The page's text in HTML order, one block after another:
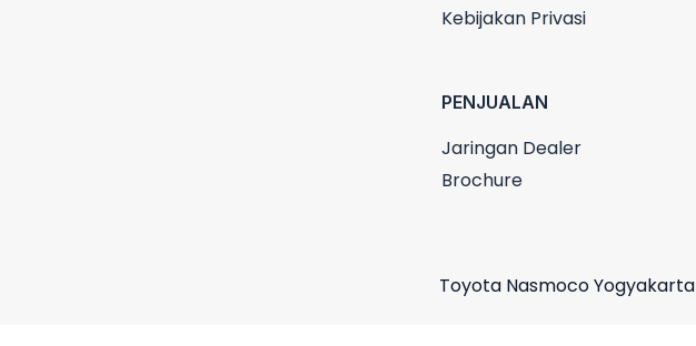
Kebijakan Privasi
PENJUALAN
Jaringan Dealer
Brochure
Toyota Nasmoco